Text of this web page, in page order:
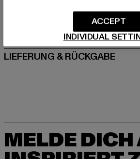
GRÖSSE & PASSFORM
PFLEGEHINWEISE
LIEFERUNG & RÜCKGABE
MELDE DICH
INDIVIDUAL
ACCEPT